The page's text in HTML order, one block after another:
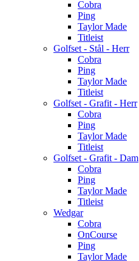
Cobra
Ping
Taylor Made
Titleist
Golfset - Stål - Herr
Cobra
Ping
Taylor Made
Titleist
Golfset - Grafit - Herr
Cobra
Ping
Taylor Made
Titleist
Golfset - Grafit - Dam
Cobra
Ping
Taylor Made
Titleist
Wedgar
Cobra
OnCourse
Ping
Taylor Made